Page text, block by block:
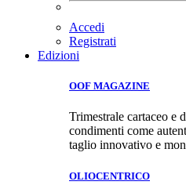
Accedi
Registrati
Edizioni
OOF MAGAZINE
Trimestrale cartaceo e
condimenti come
taglio innovativo e
OLIOCENTRICO